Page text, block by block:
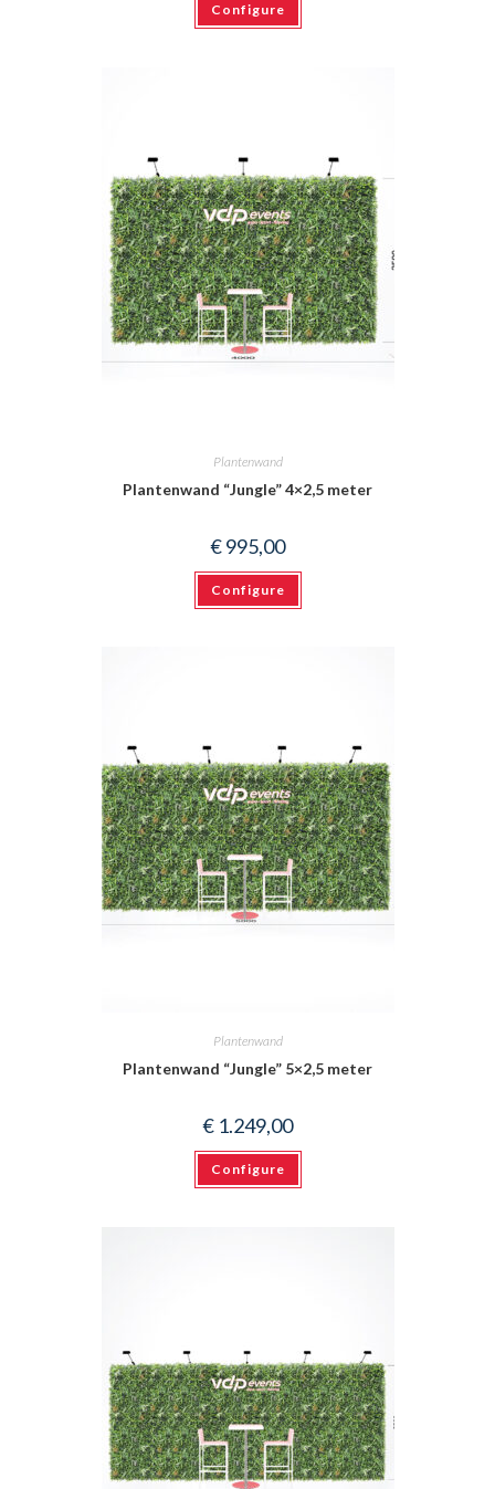
Configure
Plantenwand
Plantenwand “Jungle” 4×2,5 meter
€995,00
Configure
Plantenwand
Plantenwand “Jungle” 5×2,5 meter
€ 1.249,00
Configure